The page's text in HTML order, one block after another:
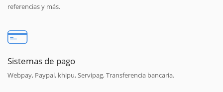
referencias y más.
Sistemas de pago
Webpay, Paypal, khipu, Servipag, Transferencia bancaria.